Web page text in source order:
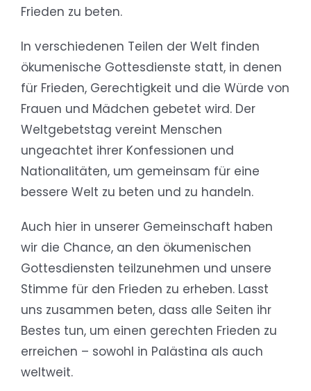
Frieden zu beten.
In verschiedenen Teilen der Welt finden
ökumenische Gottesdienste statt, in denen
für Frieden, Gerechtigkeit und die Würde von
Frauen und Mädchen gebetet wird. Der
Weltgebetstag vereint Menschen
ungeachtet ihrer Konfessionen und
Nationalitäten, um gemeinsam für eine
bessere Welt zu beten und zu handeln.
Auch hier in unserer Gemeinschaft haben
wir die Chance, an den ökumenischen
Gottesdiensten teilzunehmen und unsere
Stimme für den Frieden zu erheben. Lasst
uns zusammen beten, dass alle Seiten ihr
Bestes tun, um einen gerechten Frieden zu
erreichen – sowohl in Palästina als auch
weltweit.